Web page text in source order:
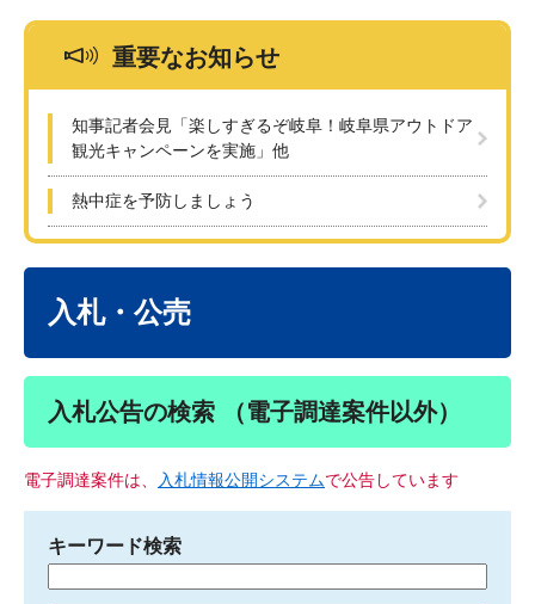
重要なお知らせ
知事記者会見「楽しすぎるぞ岐阜！岐阜県アウトドア
観光キャンペーンを実施」他
熱中症を予防しましょう
入札・公売
入札公告の検索 （電子調達案件以外）
電子調達案件は、 入札情報公開システムで公告しています
キーワード検索